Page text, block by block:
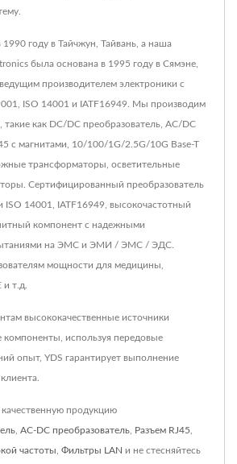
году в Тайчжун, Тайвань, а наша
была основана в 1995 году в Сямэне,
производителем электроники с
ISO 14001 и IATF16949. Мы производим
как DC/DC преобразователь, AC/DC
с магнитами, 10/100/1G/2.5G/10G Base-T
трансформаторы, осветительные
Сертифицированный преобразователь
ISO 14001, IATF16949, высокочастотный
компонент с надежными
на ЭМС и ЭМИ / ЭМС / ЭДС.
мощности для медицины,
т.д.
высококачественные источники
компоненты, используя передовые
опыт, YDS гарантирует выполнение
продукцию
AC-DC преобразователь Разъем RJ45
частоты Фильтры LAN и не стесняйтесь